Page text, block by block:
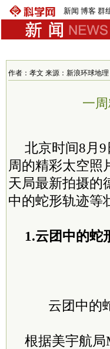
新闻 博客 群
作者：孝文 来源：新浪环球地理
一
北京时间8月
周的精彩太空照
天局最新拍摄的
中的蛇形轨迹等
1.云团中的蛇
云团中的
根据美宇航局